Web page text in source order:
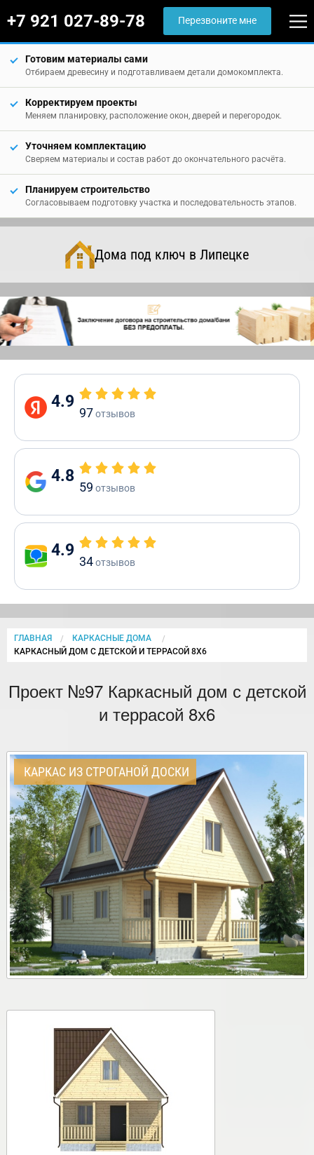
+7 921 027-89-78 Перезвоните мне
Готовим материалы сами
Отбираем древесину и подготавливаем детали домокомплекта.
Корректируем проекты
Меняем планировку, расположение окон, дверей и перегородок.
Уточняем комплектацию
Сверяем материалы и состав работ до окончательного расчёта.
Планируем строительство
Согласовываем подготовку участка и последовательность этапов.
Дома под ключ в Липецке
4.9
97отзывов
4.8
59 отзывов
4.9
34отзывов
ГЛАВНАЯ
КАРКАСНЫЕ ДОМА
CURRENT:
КАРКАСНЫЙ ДОМ С ДЕТСКОЙ И ТЕРРАСОЙ 8Х6
Проект №97 Каркасный дом с детской
и террасой 8х6
КАРКАС ИЗ СТРОГАНОЙ ДОСКИ